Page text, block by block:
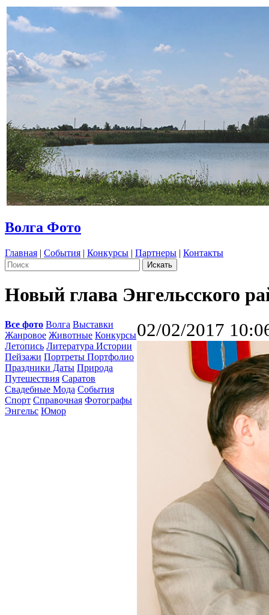
Волга Фото
Главная | События | Конкурсы | Партнеры | Контакты
Новый глава Энгельсского
Все фото Волга Выставки
Жанровое Животные Конкурсы
Летопись Литература Истории
Пейзажи Портреты Портфолио
Праздники Даты Природа
Путешествия Саратов
Свадебные Мода События
Спорт Справочная Фотографы
Энгельс Юмор
02/02/2017